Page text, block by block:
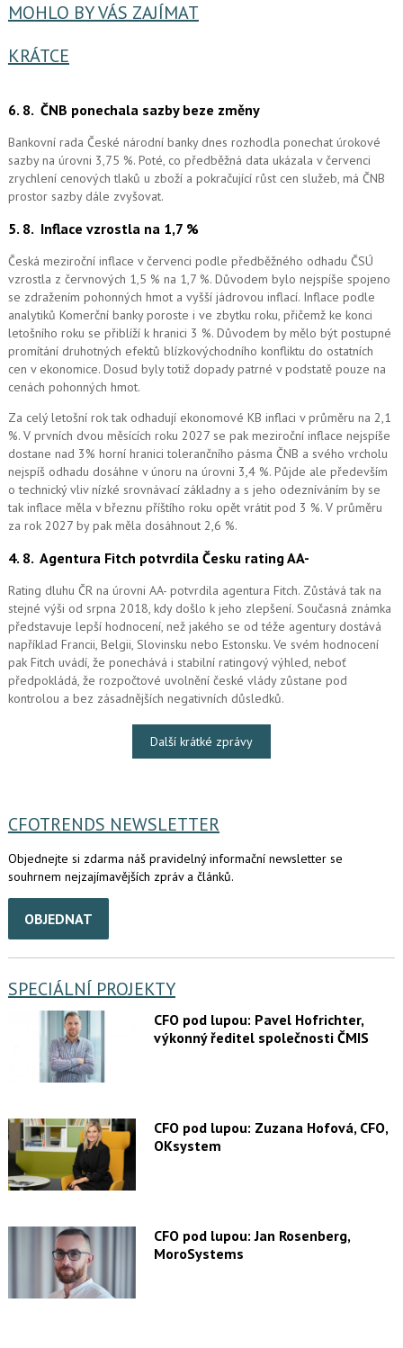
MOHLO BY VÁS ZAJÍMAT
KRÁTCE
6. 8. ČNB ponechala sazby beze změny
Bankovní rada České národní banky dnes rozhodla ponechat úrokové
sazby na úrovni 3,75 %. Poté, co předběžná data ukázala v červenci
zrychlení cenových tlaků u zboží a pokračující růst cen služeb, má ČNB
prostor sazby dále zvyšovat.
5. 8. Inflace vzrostla na 1,7 %
Česká meziroční inflace v červenci podle předběžného odhadu ČSÚ
vzrostla z červnových 1,5 % na 1,7 %. Důvodem bylo nejspíše spojeno
se zdražením pohonných hmot a vyšší jádrovou inflací. Inflace podle
analytiků Komerční banky poroste i ve zbytku roku, přičemž ke konci
letošního roku se přiblíží k hranici 3 %. Důvodem by mělo být postupné
promítání druhotných efektů blízkovýchodního konfliktu do ostatních
cen v ekonomice. Dosud byly totiž dopady patrné v podstatě pouze na
cenách pohonných hmot.
Za celý letošní rok tak odhadují ekonomové KB inflaci v průměru na 2,1
%. V prvních dvou měsících roku 2027 se pak meziroční inflace nejspíše
dostane nad 3% horní hranici tolerančního pásma ČNB a svého vrcholu
nejspíš odhadu dosáhne v únoru na úrovni 3,4 %. Půjde ale především
o technický vliv nízké srovnávací základny a s jeho odezníváním by se
tak inflace měla v březnu příštího roku opět vrátit pod 3 %. V průměru
za rok 2027 by pak měla dosáhnout 2,6 %.
4. 8. Agentura Fitch potvrdila Česku rating AA-
Rating dluhu ČR na úrovni AA- potvrdila agentura Fitch. Zůstává tak na
stejné výši od srpna 2018, kdy došlo k jeho zlepšení. Současná známka
představuje lepší hodnocení, než jakého se od téže agentury dostává
například Francii, Belgii, Slovinsku nebo Estonsku. Ve svém hodnocení
pak Fitch uvádí, že ponechává i stabilní ratingový výhled, neboť
předpokládá, že rozpočtové uvolnění české vlády zůstane pod
kontrolou a bez zásadnějších negativních důsledků.
Další krátké zprávy
CFOTRENDS NEWSLETTER
Objednejte si zdarma náš pravidelný informační newsletter se
souhrnem nejzajímavějších zpráv a článků.
OBJEDNAT
SPECIÁLNÍ PROJEKTY
CFO pod lupou: Pavel Hofrichter,
výkonný ředitel společnosti ČMIS
CFO pod lupou: Zuzana Hofová, CFO,
OKsystem
CFO pod lupou: Jan Rosenberg,
MoroSystems